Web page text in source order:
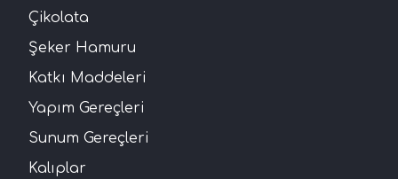
Çikolata
Şeker Hamuru
Katkı Maddeleri
Yapım Gereçleri
Sunum Gereçleri
Kalıplar